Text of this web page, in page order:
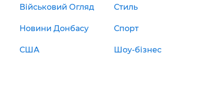
Військовий Огляд Стиль
Новини Донбасу Спорт
США Шоу-бізнес